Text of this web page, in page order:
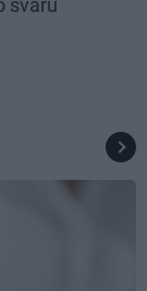
svaru